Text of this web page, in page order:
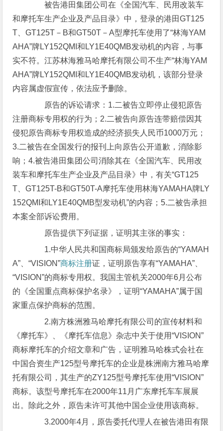
被告港田集团公司在《全国汽车、民用改装车
和摩托车生产企业及产品目录》中，登录的港田GT125
T、GT125T－B和GT50T－A型摩托车使用了“林海YAM
AHA”牌LY152QMI和LY1E40QMB发动机的内容，与事
实不符。江苏林海雅马哈摩托有限公司不生产“林海YAM
AHA”牌LY152QMI和LY1E40QMB发动机，该部分登录
内容属虚假宣传，依法应予删除。
原告的诉讼请求：1.二被告立即停止侵犯原告
注册商标专用权的行为；2.二被告向原告连带赔偿因其
侵犯原告商标专用权造成的经济损失人民币1000万元；
3.二被告在全国发行的报刊上向原告公开道歉，消除影
响；4.被告港田集团公司消除其在《全国汽车、民用改
装车和摩托车生产企业及产品目录》中，有关“GT125
T、GT125T-B和GT50T-A摩托车使用林海YAMAHA牌LY
152QMI和LY1E40QMB型发动机”的内容；5.二被告承担
本案全部诉讼费用。
原告提供下列证据，证明其主张的事实：
1.中华人民共和国商标局颁发给原告的“YAMAH
A”、“VISION”商标注册证，证明原告享有“YAMAHA”、
“VISION”的商标专用权。我国主管机关2000年6月公布
的《全国重点商标保护名录》，证明“YAMAHA”属于国
家重点保护商标的范围。
2.南方株洲雅马哈摩托有限公司的宣传材料和
《摩托车》、《摩托车信息》杂志中关于使用“VISION”
商标摩托车的介绍文章和广告，证明雅马哈株式会社在
中国合资生产125型号摩托车的企业是株洲南方雅马哈摩
托有限公司，其生产的ZY125型号摩托车使用“VISION”
商标。该型号摩托车在2000年11月广东摩托车车展展
出。除此之外，原告未许可其他中国企业使用该商标。
3.2000年4月，原告委托代理人在被告港田有限